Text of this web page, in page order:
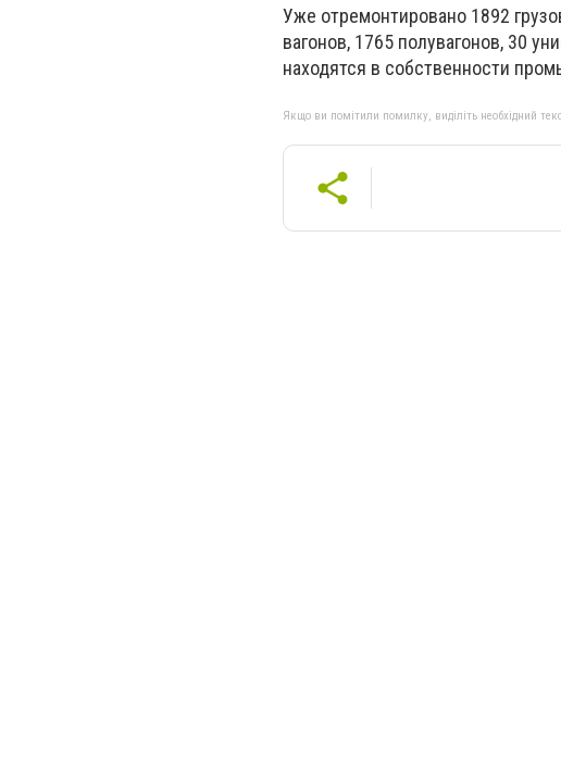
Уже отремонтировано 1892
вагонов, 1765 полувагонов, 30
находятся в собственности
Якщо ви помітили помилку, виділіть необхідний